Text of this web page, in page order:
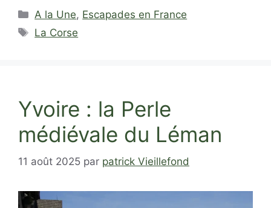
Catégories
A la Une, Escapades en France
Étiquettes
La Corse
Yvoire : la Perle
médiévale du Léman
11 août 2025 par patrick Vieillefond